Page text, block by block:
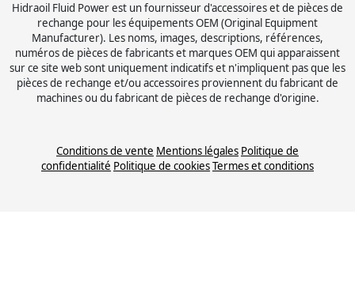
Hidraoil Fluid Power est un fournisseur d'accessoires et de pièces de
rechange pour les équipements OEM (Original Equipment
Manufacturer). Les noms, images, descriptions, références,
numéros de pièces de fabricants et marques OEM qui apparaissent
sur ce site web sont uniquement indicatifs et n'impliquent pas que les
pièces de rechange et/ou accessoires proviennent du fabricant de
machines ou du fabricant de pièces de rechange d'origine.
Conditions de vente Mentions légales Politique de
confidentialité Politique de cookiesTermes et conditions